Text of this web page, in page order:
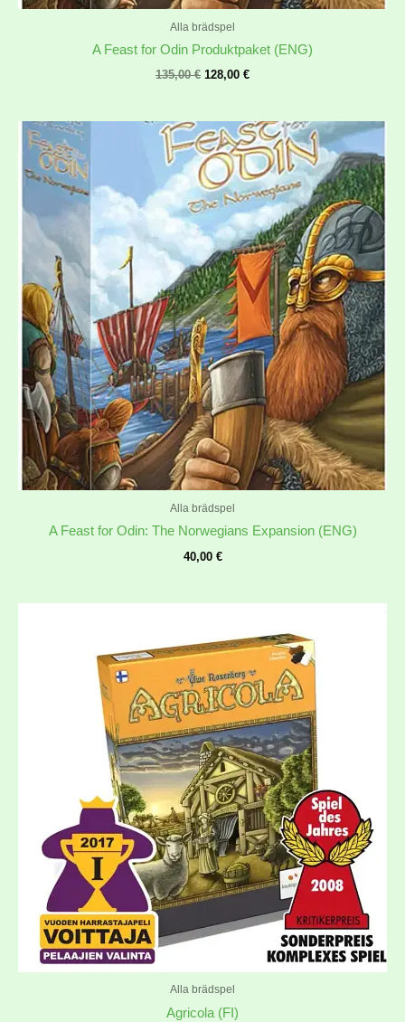
Alla brädspel
A Feast for Odin Produktpaket (ENG)
135,00€ 128,00 €
Alla brädspel
A Feast for Odin: The Norwegians Expansion (ENG)
40,00 €
Alla brädspel
Agricola (FI)